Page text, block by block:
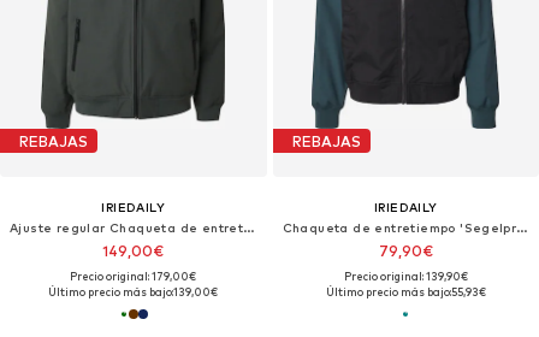
REBAJAS
IRIEDAILY
Ajuste regular Chaqueta de entretiempo 'Nilas'
149,00€
Precio original: 179,00€
Último precio más bajo:139,00€
REBAJAS
IRIEDAILY
Chaqueta de entretiempo 'Segelprofi 2.0'
79,90€
Precio original: 139,90€
Último precio más bajo:55,93€